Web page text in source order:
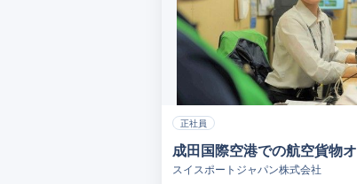
正社員
成田国際空港での航空貨物
スイスポートジャパン株式会社